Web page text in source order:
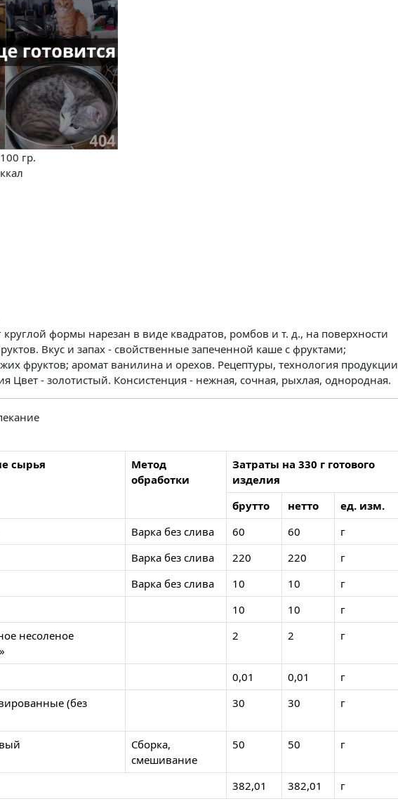
100 гр.
ккал
формы нарезан в виде квадратов, ромбов и т. д., на поверхности
Вкус и запах - свойственные запеченной каше с фруктами;
фруктов; аромат ванилина и орехов. Рецептуры, технология продукции
Цвет - золотистый. Консистенция - нежная, сочная, рыхлая, однородная.
сырья
Метод
обработки
Затраты на 330 г готового
изделия
брутто
нетто
ед. изм.
Варка без слива 60 60
г
Варка без слива 220 220
г
Варка без слива 10 10
г
10 10
г
несоленое
2 2 г
0,01 0,01
г
(без
30 30 г
Сборка,
смешивание
50 50 г
382,01 382,01 г